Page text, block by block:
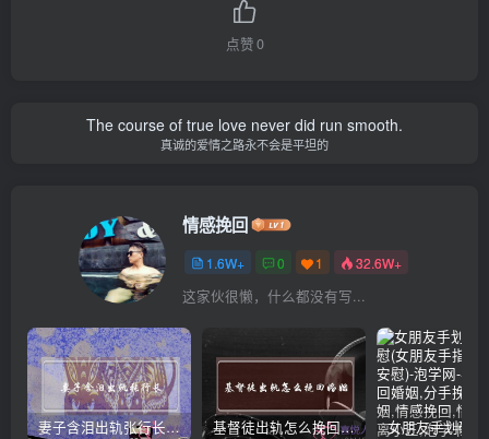
点赞0
The course of true love never did run smooth.
真诚的爱情之路永不会是平坦的
情感挽回
1.6W+ 0 1 32.6W+
这家伙很懒，什么都没有写...
妻子含泪出轨张行长 她说全都是因为家中 基督徒出轨怎么挽回婚姻(基督徒面对出轨婚姻)